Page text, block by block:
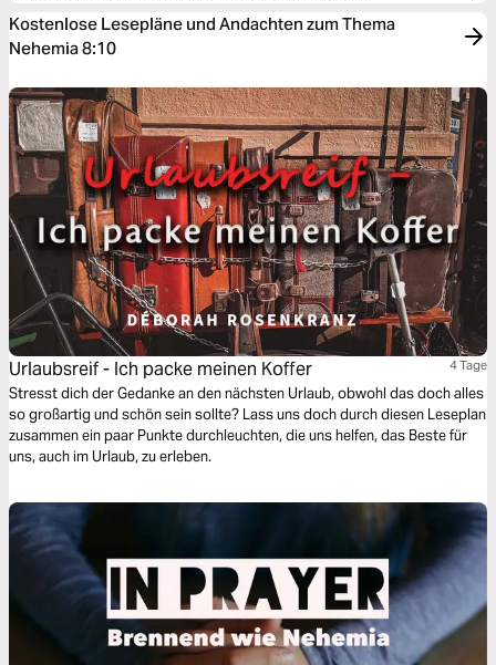
Kostenlose Lesepläne und Andachten zum Thema
Nehemia 8:10
Urlaubsreif - Ich packe meinen Koffer 4 Tage
Stresst dich der Gedanke an den nächsten Urlaub, obwohl das doch alles
so großartig und schön sein sollte? Lass uns doch durch diesen Leseplan
zusammen ein paar Punkte durchleuchten, die uns helfen, das Beste für
uns, auch im Urlaub, zu erleben.